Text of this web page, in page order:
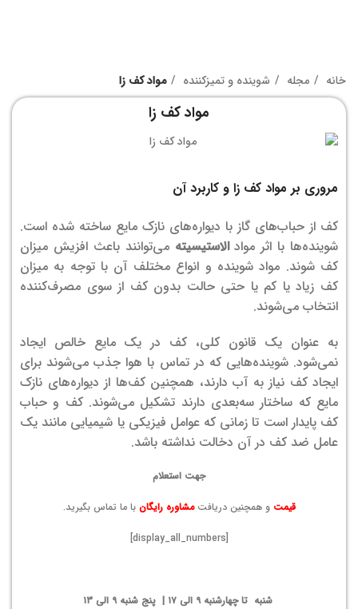
خانه مجله شوینده و تمیزکننده مواد کف زا
مواد کف زا
مروری بر مواد کف زا و کاربرد آن
کف از حباب‌های گاز با دیواره‌های نازک مایع ساخته شده است.
شوینده‌ها با اثر موادالاستیسیته می‌توانند باعث افزیش میزان
کف شوند. مواد شوینده و انواع مختلف آن با توجه به میزان
کف زیاد یا کم یا حتی حالت بدون کف از سوی مصرف‌کننده
انتخاب می‌شوند.
به عنوان یک قانون کلی، کف در یک مایع خالص ایجاد
نمی‌شود. شوینده‌هایی که در تماس با هوا جذب می‌شوند برای
ایجاد کف نیاز به آب دارند، همچنین کف‌ها از دیواره‌های نازک
مایع که ساختار سه‌بعدی دارند تشکیل می‌شوند. کف و حباب
کف پایدار است تا زمانی که عوامل فیزیکی یا شیمیایی مانند یک
عامل ضد کف در آن دخالت نداشته باشد.
جهت استعلام
قیمتو همچنین دریافتمشاوره رایگان با ما تماس بگیرید.
[display_all_numbers]
شنبه تا چهارشنبه ۹ الی ۱۷ | پنج شنبه ۹ الی ۱۳